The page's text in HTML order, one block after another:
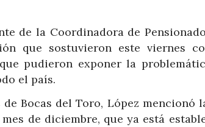
de la Coordinadora de
que sostuvieron este viernes
pudieron exponer la
el país.
Bocas del Toro, López mencionó
de diciembre, que ya está